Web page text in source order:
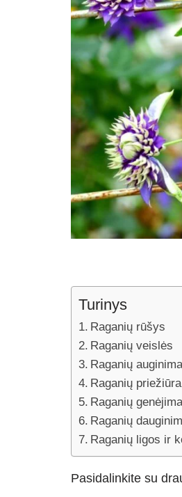
Turinys
Raganių rūšys
Raganių veislės
Raganių
Raganių priežiūra
Raganių
Raganių
Raganių ligos ir
Pasidalinkite su